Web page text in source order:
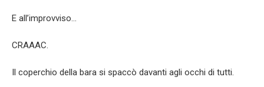
E all’improvviso…
CRAAAC.
Il coperchio della bara si spaccò davanti agli occhi di tutti.